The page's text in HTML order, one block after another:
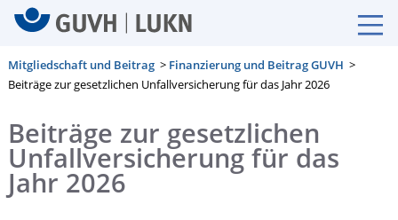
Mitgliedschaft und Beitrag > Finanzierung und Beitrag GUVH >
Beiträge zur gesetzlichen Unfallversicherung für das Jahr 2026
Beiträge zur gesetzlichen
Unfallversicherung für das
Jahr 2026